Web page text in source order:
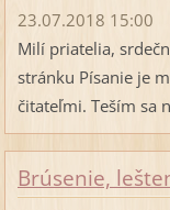
23.07.2018 15:00
Milí priatelia,
stránku Písanie je
čitateľmi. Teším sa
Brúsenie,